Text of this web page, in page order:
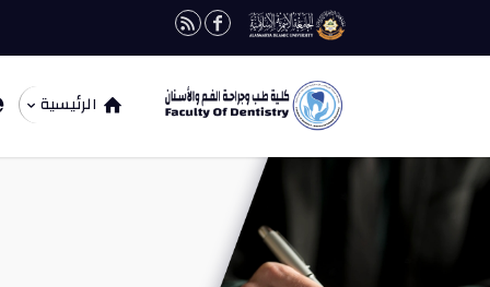
الرئيسية